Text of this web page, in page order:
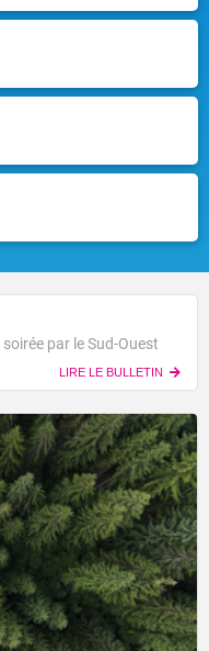
par le Sud-Ouest
LIRE LE BULLETIN